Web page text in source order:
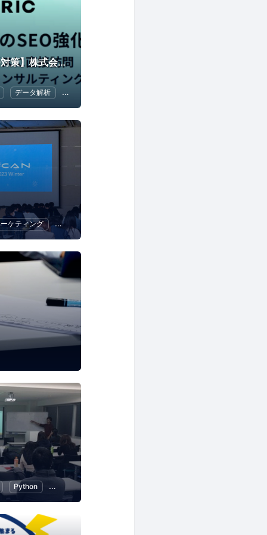
【アクセス解析/SEO対策】株式会社シンメトリック
データ解析 SEO（検索エンジン最適化）
ケティング プログラミング
Python 人工知能